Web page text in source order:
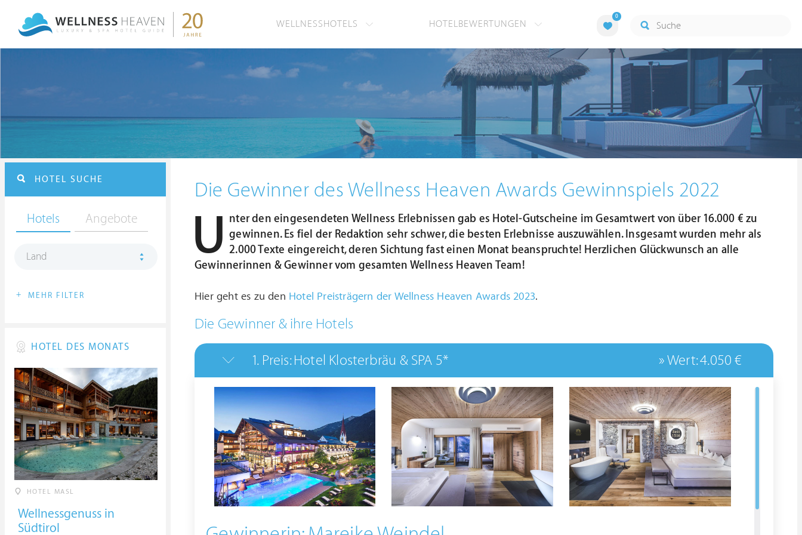
WELLNESSHOTELS HOTELBEWERTUNGEN
0
Die Gewinner des Wellness Heaven Awards Gewinnspiels 2022
U nter den eingesendeten Wellness Erlebnissen gab es Hotel-Gutscheine im Gesamtwert von über 16.000 € zu
gewinnen. Es fiel der Redaktion sehr schwer, die besten Erlebnisse auszuwählen. Insgesamt wurden mehr als
2.000 Texte eingereicht, deren Sichtung fast einen Monat beanspruchte! Herzlichen Glückwunsch an alle
Gewinnerinnen & Gewinner vom gesamten Wellness Heaven Team!
Hier geht es zu den Hotel Preisträgern der Wellness Heaven Awards 2023.
Die Gewinner & ihre Hotels
1. Preis: Hotel Klosterbräu & SPA 5* » Wert: 4.050 €
HOTEL SUCHE
Hotels Angebote
Land
+ MEHR FILTER
HOTEL DES MONATS
HOTEL MASL
Wellnessgenuss in
Südtirol